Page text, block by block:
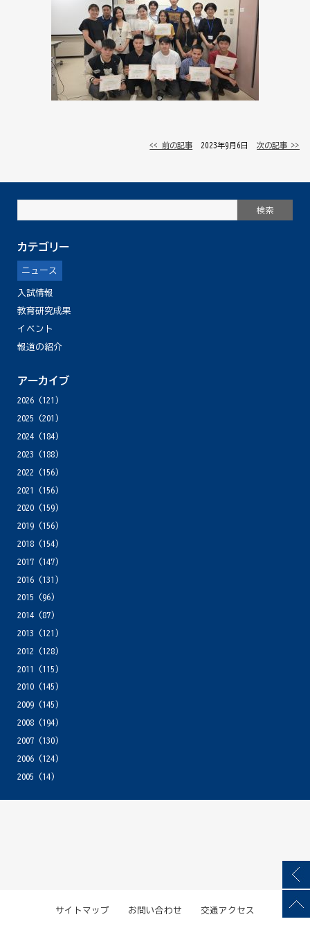
<< 前の記事 │ 2023年9月6日 │次の記事 >>
カテゴリー
ニュース
入試情報
教育研究成果
イベント
報道の紹介
アーカイブ
2026(121)
2025 (201)
2024(184)
2023 (188)
2022 (156)
2021
(156)
2020(159)
2019(156)
2018(154)
2017(147)
2016(131)
2015 (96)
2014(87)
2013 (121)
2012 (128)
2011
(115)
2010(145)
2009(145)
2008(194)
2007(130)
2006(124)
2005 (14)
サイトマップ お問い合わせ 交通アクセス